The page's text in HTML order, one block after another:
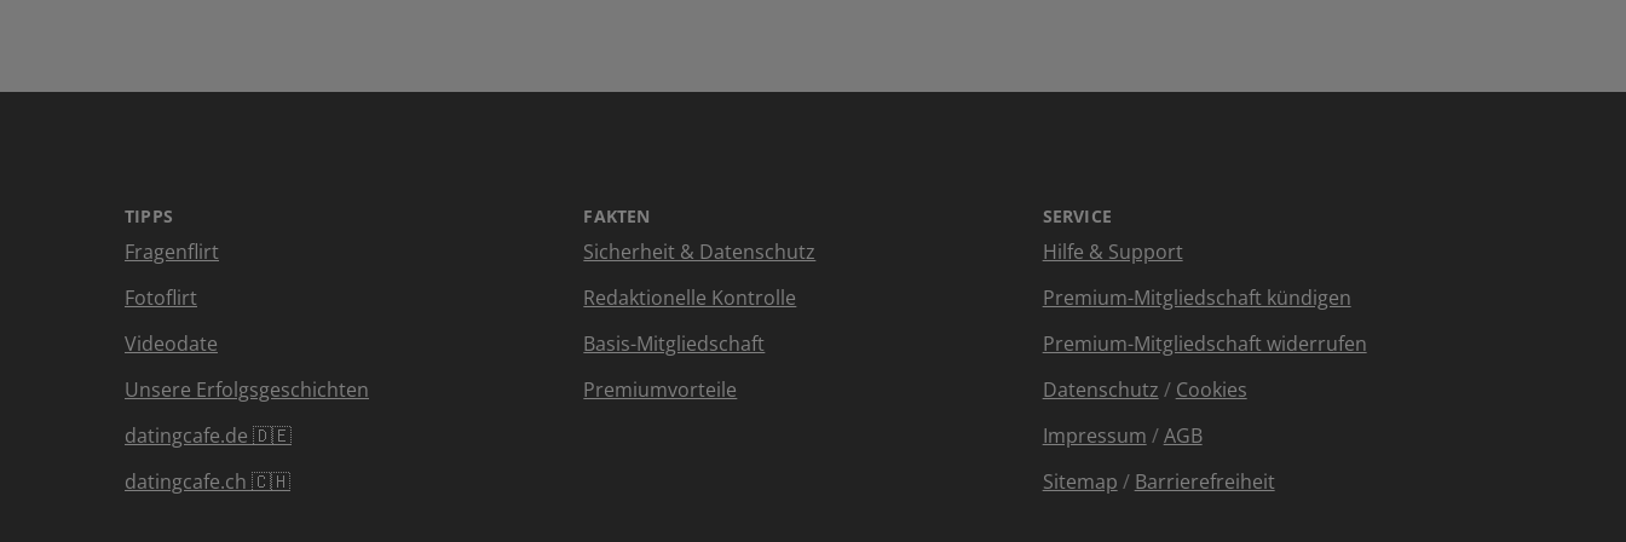
TIPPS
Fragenflirt
Fotoflirt
Videodate
Unsere Erfolgsgeschichten
datingcafe.de 🇩🇪
datingcafe.ch 🇨🇭
FAKTEN
Sicherheit & Datenschutz
Redaktionelle Kontrolle
Basis-Mitgliedschaft
Premiumvorteile
SERVICE
Hilfe & Support
Premium-Mitgliedschaft kündigen
Premium-Mitgliedschaft widerrufen
Datenschutz / Cookies
Impressum /AGB
Sitemap / Barrierefreiheit